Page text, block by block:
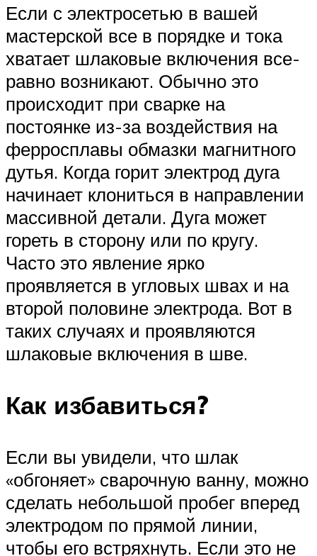
Если с электросетью в вашей
мастерской все в порядке и тока
хватает шлаковые включения все-
равно возникают. Обычно это
происходит при сварке на
постоянке из-за воздействия на
ферросплавы обмазки магнитного
дутья. Когда горит электрод дуга
начинает клониться в направлении
массивной детали. Дуга может
гореть в сторону или по кругу.
Часто это явление ярко
проявляется в угловых швах и на
второй половине электрода. Вот в
таких случаях и проявляются
шлаковые включения в шве.
Как избавиться?
Если вы увидели, что шлак
«обгоняет» сварочную ванну, можно
сделать небольшой пробег вперед
электродом по прямой линии,
чтобы его встряхнуть. Если это не